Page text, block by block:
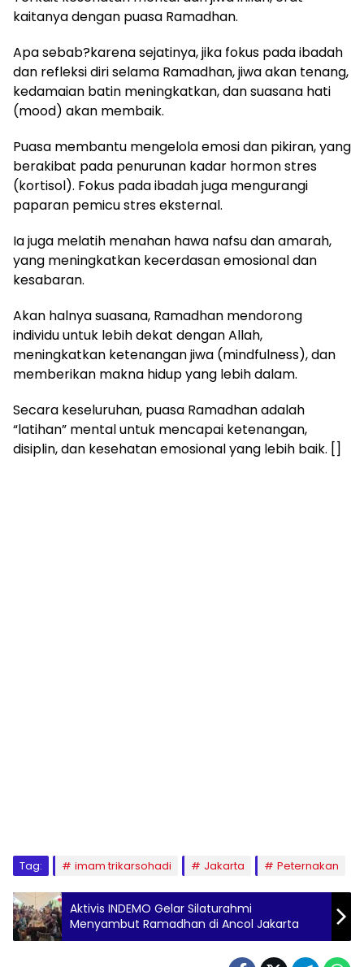
kaitanya dengan puasa Ramadhan.
Apa sebab?karena sejatinya, jika fokus pada ibadah
dan refleksi diri selama Ramadhan, jiwa akan tenang,
kedamaian batin meningkatkan, dan suasana hati
(mood) akan membaik.
Puasa membantu mengelola emosi dan pikiran, yang
berakibat pada penurunan kadar hormon stres
(kortisol). Fokus pada ibadah juga mengurangi
paparan pemicu stres eksternal.
Ia juga melatih menahan hawa nafsu dan amarah,
yang meningkatkan kecerdasan emosional dan
kesabaran.
Akan halnya suasana, Ramadhan mendorong
individu untuk lebih dekat dengan Allah,
meningkatkan ketenangan jiwa (mindfulness), dan
memberikan makna hidup yang lebih dalam.
Secara keseluruhan, puasa Ramadhan adalah
“latihan” mental untuk mencapai ketenangan,
disiplin, dan kesehatan emosional yang lebih baik. []
Tag: imam trikarsohadi Jakarta Peternakan
Aktivis INDEMO Gelar Silaturahmi
Menyambut Ramadhan di Ancol Jakarta